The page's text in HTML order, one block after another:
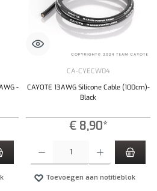
-
CA-CYECW04
CAYOTE 13AWG Silicone Cable (100cm)-
Black
€ 8,90*
Toevoegen aan notitieblok